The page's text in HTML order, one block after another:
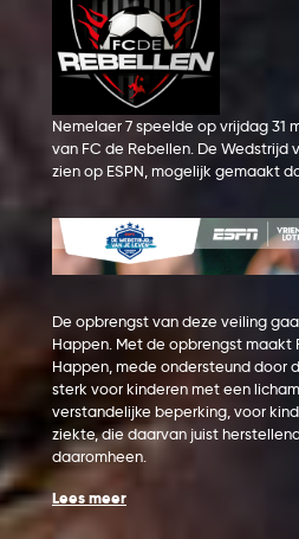
Nemelaer 7 speelde op vrijdag 31
van FC de Rebellen. De Wedstrijd
zien op ESPN, mogelijk gemaakt
De opbrengst van deze veiling
Happen. Met de opbrengst maakt
Happen, mede ondersteund door
sterk voor kinderen met een
verstandelijke beperking, voor
ziekte, die daarvan juist
daaromheen.
Lees meer